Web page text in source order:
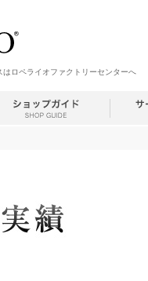
ロペライオファクトリーセンターへ